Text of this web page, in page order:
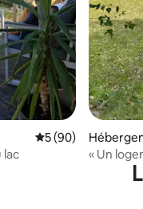
Évaluation
5 (90)
lac
« Un
toute